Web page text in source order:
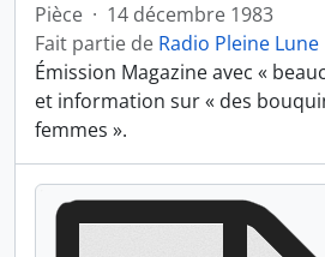
Pièce · 14 décembre 1983
Fait partie de Radio Pleine Lune
Émission Magazine avec «
et information sur « des
femmes ».